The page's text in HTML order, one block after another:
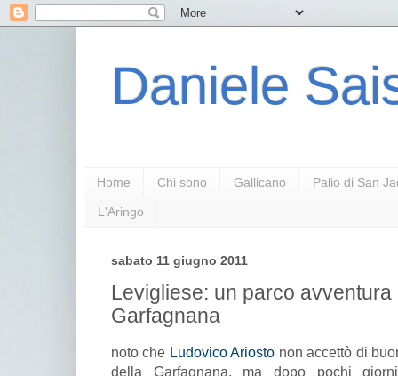
Daniele
Home Chi sono Gallicano Palio di San
L'Aringo
sabato 11 giugno 2011
Levigliese: un parco
Garfagnana
noto che Ludovico Ariosto non accettò di
della Garfagnana, ma dopo pochi